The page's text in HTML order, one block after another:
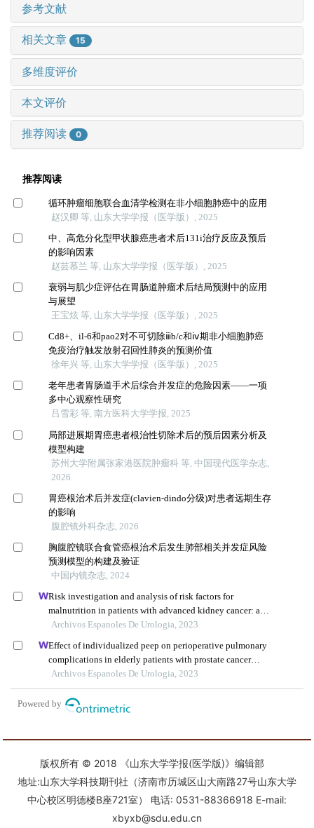
参考文献
相关文章 15
多维度评价
本文评价
推荐阅读 0
版权所有 © 2018 《山东大学学报(医学版)》编辑部
地址:山东大学科技期刊社（济南市历城区山大南路27号山东大学
中心校区明德楼B座721室） 电话: 0531-88366918 E-mail:
xbyxb@sdu.edu.cn